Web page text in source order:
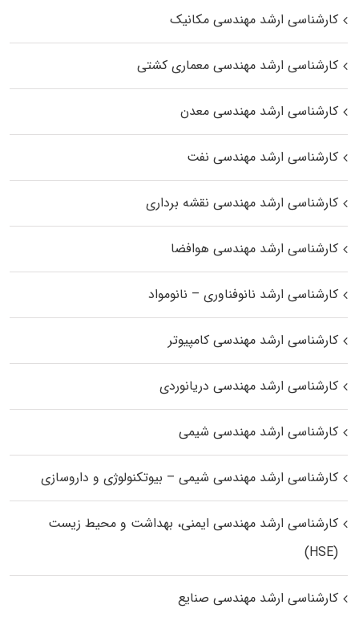
کارشناسی ارشد مهندسی مکانیک
کارشناسی ارشد مهندسی معماری کشتی
کارشناسی ارشد مهندسی معدن
کارشناسی ارشد مهندسی نفت
کارشناسی ارشد مهندسی نقشه برداری
کارشناسی ارشد مهندسی هوافضا
کارشناسی ارشد نانوفناوری – نانومواد
کارشناسی ارشد مهندسی کامپیوتر
کارشناسی ارشد مهندسی دریانوردی
کارشناسی ارشد مهندسی شیمی
کارشناسی ارشد مهندسی شیمی – بیوتکنولوژی و داروسازی
کارشناسی ارشد مهندسی ایمنی، بهداشت و محیط زیست
(HSE)
کارشناسی ارشد مهندسی صنایع